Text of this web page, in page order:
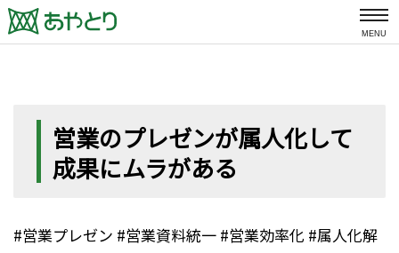
MENU
営業のプレゼンが属人化して
成果にムラがある
#営業プレゼン #営業資料統一 #営業効率化 #属人化解